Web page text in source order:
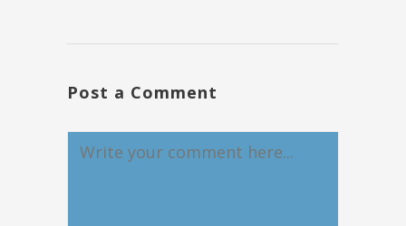
Post a Comment